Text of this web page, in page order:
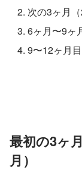
次の3ヶ月
6ヶ月〜9ヶ
9〜12ヶ月
最初の3ヶ
月）